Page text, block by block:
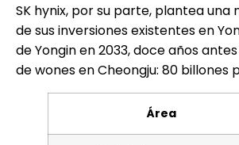
SK hynix, por su parte, plantea
de sus inversiones existentes en
de Yongin en 2033, doce años
de wones en Cheongju: 80
Área